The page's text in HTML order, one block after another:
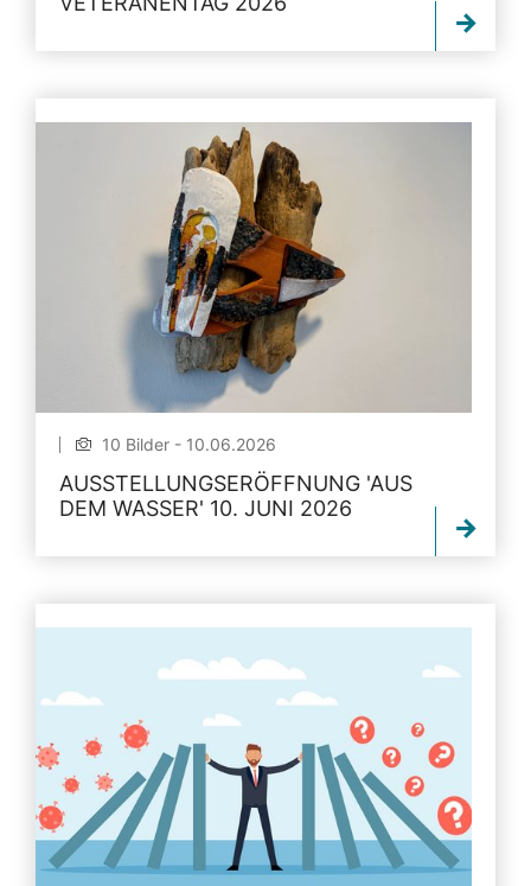
10 Bilder - 10.06.2026
AUSSTELLUNGSERÖFFNUNG 'AUS
DEM WASSER' 10. JUNI 2026